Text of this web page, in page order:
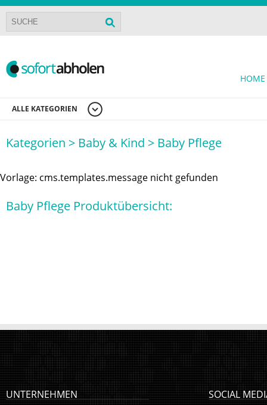
HOME
ALLE KATEGORIEN
Kategorien > Baby & Kind > Baby Pflege
Vorlage: cms.templates.message nicht gefunden
Baby Pflege Produktübersicht:
UNTERNEHMEN SOCIAL